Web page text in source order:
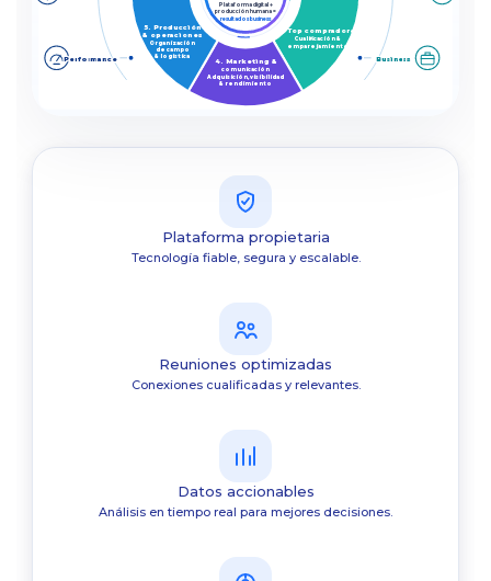
3. Top compradores
Cualificación &
emparejamiento
4. Marketing &
comunicación
Adquisición, visibilidad
& rendimiento
5. Producción
& operaciones
Organización
de campo
& logística
Plataforma digital +
producción humana =
resultados business
Performance Business
Plataforma propietaria
Tecnología fiable, segura y escalable.
Reuniones optimizadas
Conexiones cualificadas y relevantes.
Datos accionables
Análisis en tiempo real para mejores decisiones.